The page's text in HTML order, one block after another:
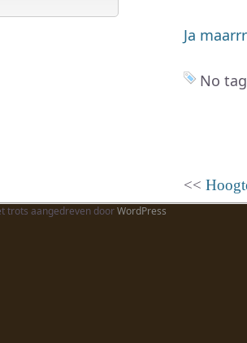
Ja
No
<<
trots aangedreven doorWordPress